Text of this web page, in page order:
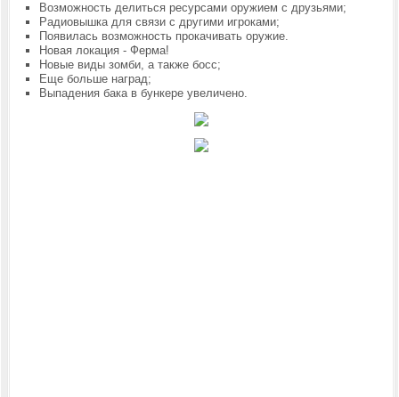
Возможность делиться ресурсами оружием с друзьями;
Радиовышка для связи с другими игроками;
Появилась возможность прокачивать оружие.
Новая локация - Ферма!
Новые виды зомби, а также босс;
Еще больше наград;
Выпадения бака в бункере увеличено.